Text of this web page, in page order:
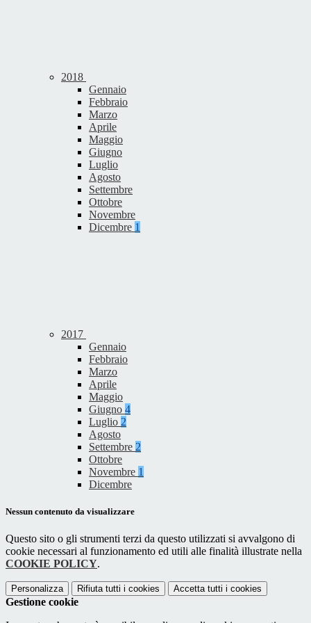
2018
Gennaio
Febbraio
Marzo
Aprile
Maggio
Giugno
Luglio
Agosto
Settembre
Ottobre
Novembre
Dicembre 1
2017
Gennaio
Febbraio
Marzo
Aprile
Maggio
Giugno 4
Luglio 2
Agosto
Settembre 2
Ottobre
Novembre 1
Dicembre
Nessun contenuto da visualizzare
Questo sito o gli strumenti terzi da questo utilizzati si avvalgono di
cookie necessari al funzionamento ed utili alle finalità illustrate nella
COOKIE POLICY.
Personalizza Rifiuta tutti i cookies Accetta tutti i cookies
Gestione cookie